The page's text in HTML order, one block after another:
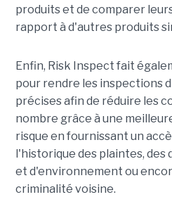
produits et de comparer
rapport à d'autres produits
Enfin, Risk Inspect fait
pour rendre les inspections
précises afin de réduire les
nombre grâce à une
risque en fournissant un
l'historique des plaintes,
et d'environnement ou
criminalité voisine.